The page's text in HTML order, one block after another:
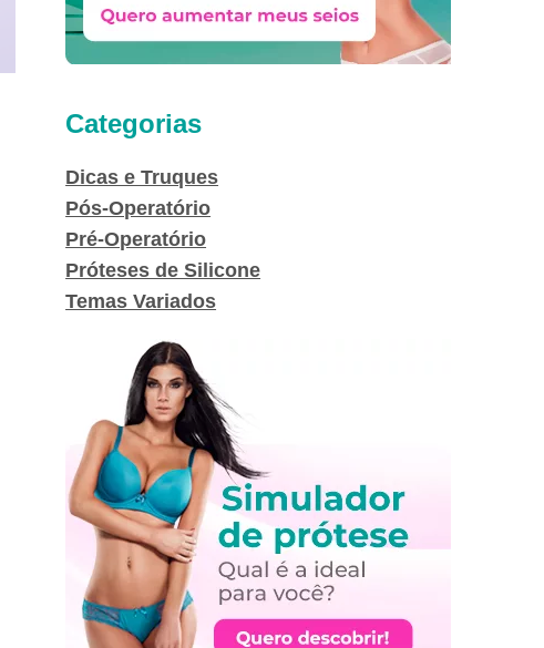
Categorias
Dicas e Truques
Pós-Operatório
Pré-Operatório
Próteses de Silicone
Temas Variados